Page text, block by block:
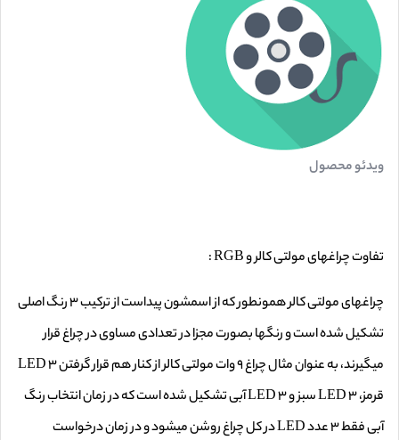
ویدئو محصول
تفاوت چراغهای مولتی کالر و RGB :
چراغهای مولتی کالر همونطور که از اسمشون پیداست از ترکیب ۳ رنگ اصلی
تشکیل شده است و رنگها بصورت مجزا در تعدادی مساوی در چراغ قرار
میگیرند، به عنوان مثال چراغ ۹ وات مولتی کالر از کنار هم قرار گرفتن ۳ LED
قرمز، ۳ LED سبز و ۳ LED آبی تشکیل شده است که در زمان انتخاب رنگ
آبی فقط ۳ عدد LED در کل چراغ روشن میشود و در زمان درخواست